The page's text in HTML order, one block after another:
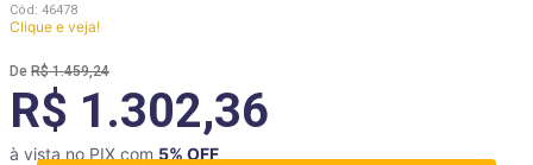
: 46478
Clique e veja!
R$ 1.459,24
R$ 1.302,36
à vista no PIX com 5% OFF
5º apolo
6º mesa
7 º cozinha módulos
8º box